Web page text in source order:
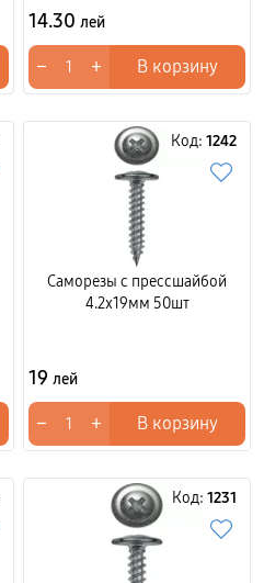
14.30 лей
− + В корзину
Код: 1242
Саморезы с прессшайбой
4.2x19мм 50шт
19 лей
− + В корзину
Код: 1231